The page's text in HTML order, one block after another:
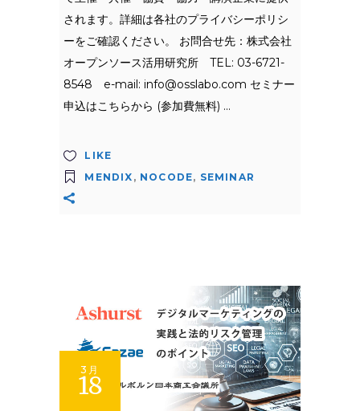
されます。詳細は各社のプライバシーポリシ
ーをご確認ください。 お問合せ先：株式会社
オープンソース活用研究所 TEL: 03-6721-
8548 e-mail: info@osslabo.com セミナー
申込はこちらから (参加費無料)
LIKE
MENDIX , NOCODE, SEMINAR
3月
18